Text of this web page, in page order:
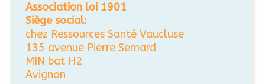
Association loi 1901
Siège social:
chez Ressources Santé Vaucluse
135 avenue Pierre Semard
MIN bat H2
Avignon